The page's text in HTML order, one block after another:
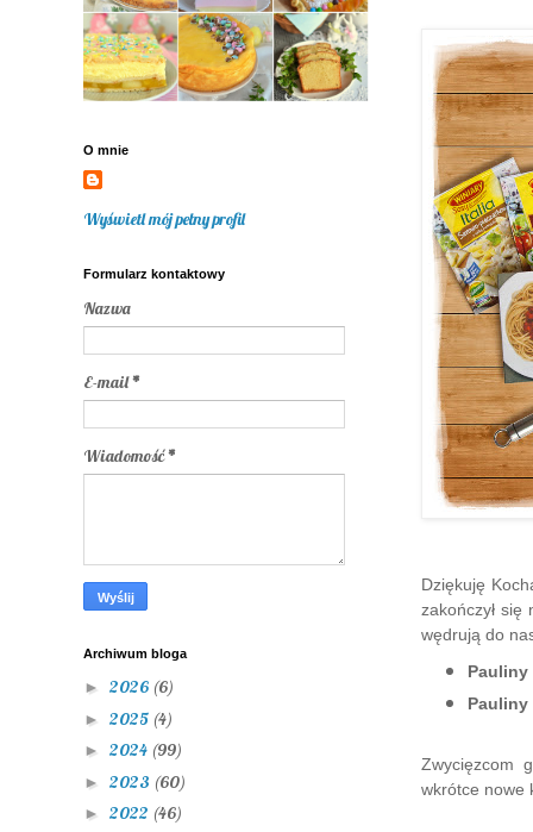
Dziękuję
zakończył
wędrują do
Pauliny
Zwycięzcom
wkrótce nowe
O mnie
Wyświetl mój pełny profil
Formularz kontaktowy
Nazwa
E-mail*
Wiadomość*
Archiwum bloga
► 2026 (6)
► 2025 (4)
► 2024 (99)
► 2023 (60)
► 2022 (46)